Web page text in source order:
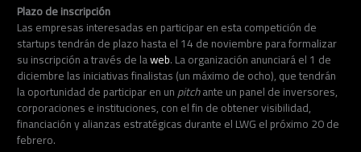
Plazo de inscripción
Las empresas interesadas en participar en esta competición de
startups tendrán de plazo hasta el 14 de noviembre para formalizar
su inscripción a través de laweb. La organización anunciará el 1 de
diciembre las iniciativas finalistas (un máximo de ocho), que tendrán
la oportunidad de participar en unpitchante un panel de inversores,
corporaciones e instituciones, con el fin de obtener visibilidad,
financiación y alianzas estratégicas durante el LWG el próximo 20 de
febrero.